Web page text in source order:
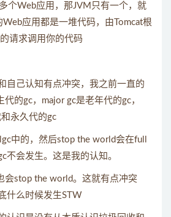
个Web应用，那JVM只有一个，就
Web应用都是一堆代码，由Tomcat根
请求调用你的代码
自己认知有点冲突，我之前一直的
的gc，major gc是老年代的gc，
永久代的gc
中的，然后stop the world会在full
不会发生。这是我的认知。
会stop the world。这就有点冲突
什么时候发生STW